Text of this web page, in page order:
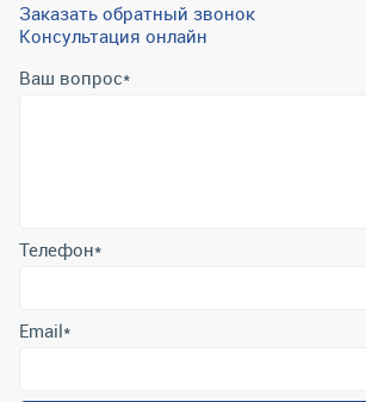
Заказать обратный звонок
Консультация онлайн
Ваш вопрос*
Отправляя форму вы подтверждаете согласие с